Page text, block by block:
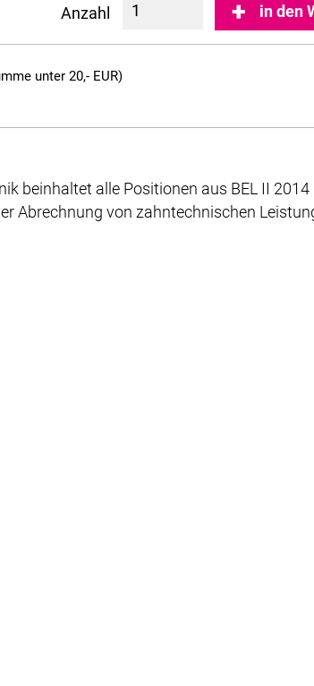
Anzahl in den
unter 20,- EUR)
beinhaltet alle Positionen aus BEL II 2014
Abrechnung von zahntechnischen